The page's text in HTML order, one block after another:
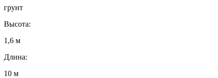
грунт
Высота:
1,6 м
Длина:
10 м